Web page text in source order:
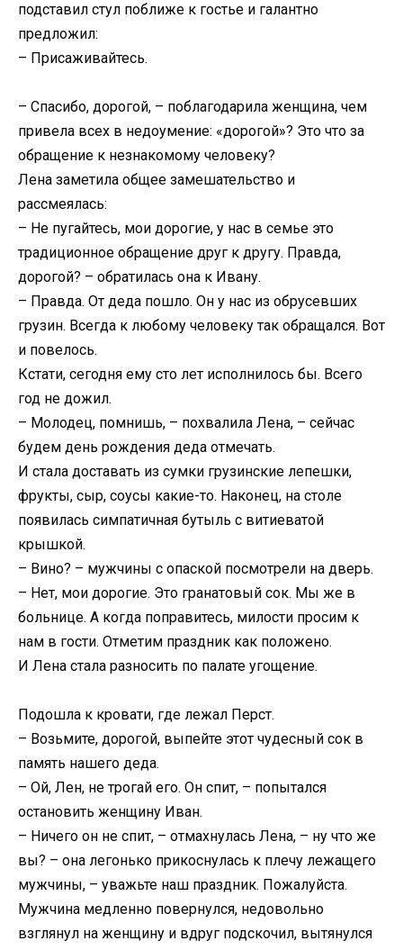
подставил стул поближе к гостье и галантно
предложил:
– Присаживайтесь.
– Спасибо, дорогой, – поблагодарила женщина, чем
привела всех в недоумение: «дорогой»? Это что за
обращение к незнакомому человеку?
Лена заметила общее замешательство и
рассмеялась:
– Не пугайтесь, мои дорогие, у нас в семье это
традиционное обращение друг к другу. Правда,
дорогой? – обратилась она к Ивану.
– Правда. От деда пошло. Он у нас из обрусевших
грузин. Всегда к любому человеку так обращался. Вот
и повелось.
Кстати, сегодня ему сто лет исполнилось бы. Всего
год не дожил.
– Молодец, помнишь, – похвалила Лена, – сейчас
будем день рождения деда отмечать.
И стала доставать из сумки грузинские лепешки,
фрукты, сыр, соусы какие-то. Наконец, на столе
появилась симпатичная бутыль с витиеватой
крышкой.
– Вино? – мужчины с опаской посмотрели на дверь.
– Нет, мои дорогие. Это гранатовый сок. Мы же в
больнице. А когда поправитесь, милости просим к
нам в гости. Отметим праздник как положено.
И Лена стала разносить по палате угощение.
Подошла к кровати, где лежал Перст.
– Возьмите, дорогой, выпейте этот чудесный сок в
память нашего деда.
– Ой, Лен, не трогай его. Он спит, – попытался
остановить женщину Иван.
– Ничего он не спит, – отмахнулась Лена, – ну что же
вы? – она легонько прикоснулась к плечу лежащего
мужчины, – уважьте наш праздник. Пожалуйста.
Мужчина медленно повернулся, недовольно
взглянул на женщину и вдруг подскочил, вытянулся